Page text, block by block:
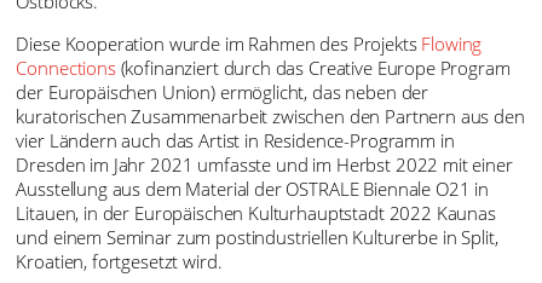
Diese Kooperation wurde im Rahmen des Projekts Flowing
Connections(kofinanziert durch das Creative Europe Program
der Europäischen Union) ermöglicht, das neben der
kuratorischen Zusammenarbeit zwischen den Partnern aus den
vier Ländern auch das Artist in Residence-Programm in
Dresden im Jahr 2021 umfasste und im Herbst 2022 mit einer
Ausstellung aus dem Material der OSTRALE Biennale O21 in
Litauen, in der Europäischen Kulturhauptstadt 2022 Kaunas
und einem Seminar zum postindustriellen Kulturerbe in Split,
Kroatien, fortgesetzt wird.